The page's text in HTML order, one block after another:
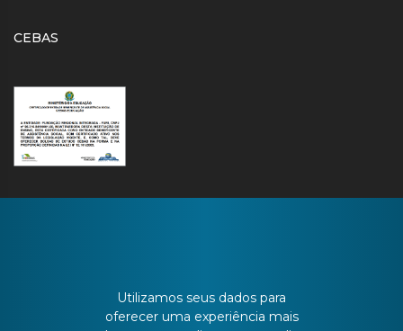
CEBAS
Utilizamos seus dados para
oferecer uma experiência mais